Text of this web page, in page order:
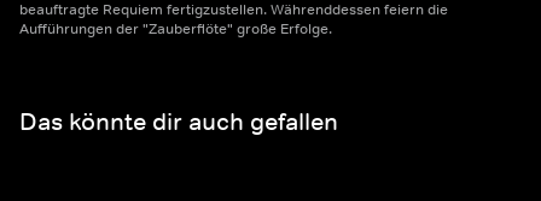
beauftragte Requiem fertigzustellen. Währenddessen feiern die
Aufführungen der "Zauberflöte" große Erfolge.
Das könnte dir auch gefallen